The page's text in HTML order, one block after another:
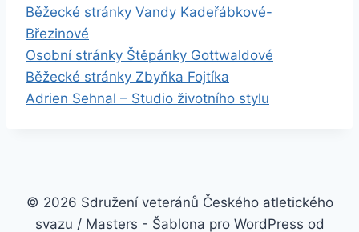
Běžecké stránky Vandy Kadeřábkové-
Březinové
Osobní stránky Štěpánky Gottwaldové
Běžecké stránky Zbyňka Fojtíka
Adrien Sehnal – Studio životního stylu
© 2026 Sdružení veteránů Českého atletického
svazu / Masters - Šablona pro WordPress od